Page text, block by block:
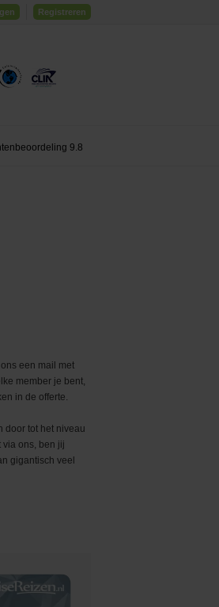
Registreren
9.8
een mail met
member je bent,
in de offerte.
door tot het niveau
via ons, ben jij
gigantisch veel